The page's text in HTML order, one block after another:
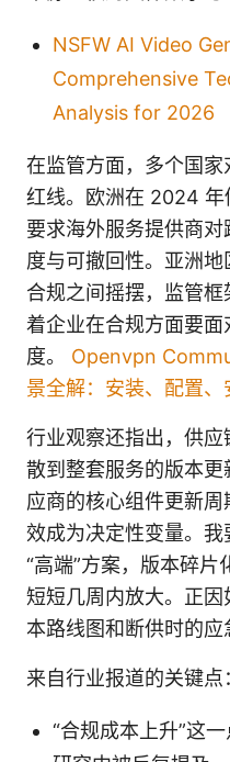
NSFW AI Video
Comprehensive
Analysis for 2026
在监管方面，多个国
红线。欧洲在 2024 年
要求海外服务提供商
度与可撤回性。亚洲
合规之间摇摆，监管
着企业在合规方面要
度。 Openvpn
景全解：安装、配置
行业观察还指出，供
散到整套服务的版本
应商的核心组件更新
效成为决定性变量。
“高端”方案，版本碎
短短几周内放大。正
本路线图和断供时的应
来自行业报道的关键点
“合规成本上升”这